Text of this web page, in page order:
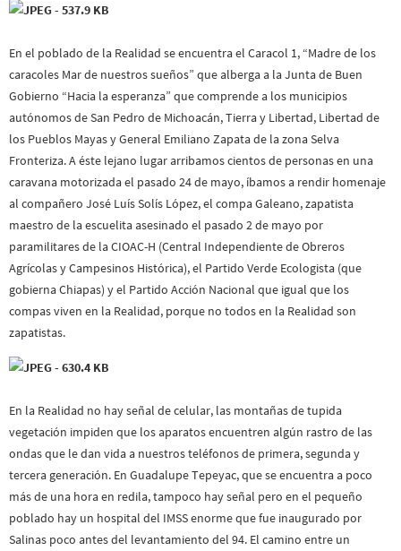
En el poblado de la Realidad se encuentra el Caracol 1, “Madre de los
caracoles Mar de nuestros sueños” que alberga a la Junta de Buen
Gobierno “Hacia la esperanza” que comprende a los municipios
autónomos de San Pedro de Michoacán, Tierra y Libertad, Libertad de
los Pueblos Mayas y General Emiliano Zapata de la zona Selva
Fronteriza. A éste lejano lugar arribamos cientos de personas en una
caravana motorizada el pasado 24 de mayo, íbamos a rendir homenaje
al compañero José Luís Solís López, el compa Galeano, zapatista
maestro de la escuelita asesinado el pasado 2 de mayo por
paramilitares de la CIOAC-H (Central Independiente de Obreros
Agrícolas y Campesinos Histórica), el Partido Verde Ecologista (que
gobierna Chiapas) y el Partido Acción Nacional que igual que los
compas viven en la Realidad, porque no todos en la Realidad son
zapatistas.
En la Realidad no hay señal de celular, las montañas de tupida
vegetación impiden que los aparatos encuentren algún rastro de las
ondas que le dan vida a nuestros teléfonos de primera, segunda y
tercera generación. En Guadalupe Tepeyac, que se encuentra a poco
más de una hora en redila, tampoco hay señal pero en el pequeño
poblado hay un hospital del IMSS enorme que fue inaugurado por
Salinas poco antes del levantamiento del 94. El camino entre un